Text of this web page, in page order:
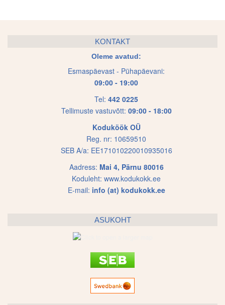
KONTAKT
Oleme avatud:
Esmaspäevast - Pühapäevani:
09:00 - 19:00
Tel: 442 0225
Tellimuste vastuvõtt: 09:00 - 18:00
Koduköök OÜ
Reg. nr: 10659510
SEB A/a: EE171010220010935016
Aadress: Mai 4, Pärnu 80016
Koduleht: www.kodukokk.ee
E-mail: info (at) kodukokk.ee
ASUKOHT